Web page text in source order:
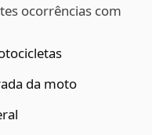
ocorrências com
da moto